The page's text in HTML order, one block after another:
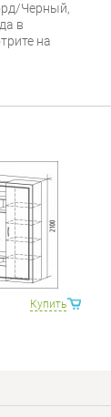
Черный,
в
на
Купить